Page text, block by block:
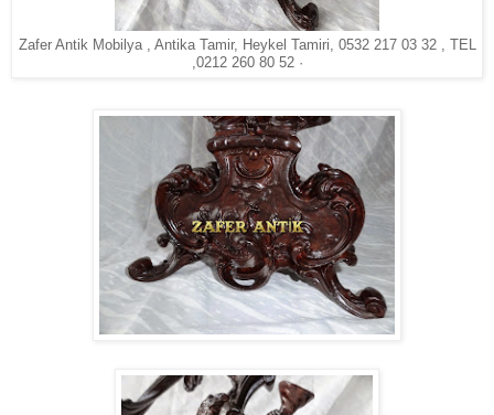
Zafer Antik Mobilya , Antika Tamir, Heykel Tamiri, 0532 217 03 32 , TEL
,0212 260 80 52 ·